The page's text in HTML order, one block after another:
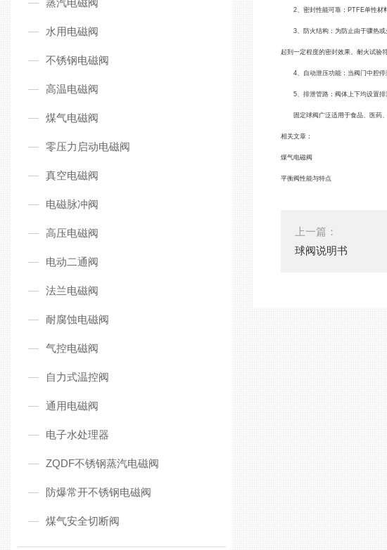
蒸汽电磁阀
水用电磁阀
不锈钢电磁阀
高温电磁阀
煤气电磁阀
零压力启动电磁阀
真空电磁阀
电磁脉冲阀
高压电磁阀
电动二通阀
法兰电磁阀
耐腐蚀电磁阀
气控电磁阀
自力式温控阀
通用电磁阀
电子水处理器
ZQDF不锈钢蒸汽电磁阀
防爆常开不锈钢电磁阀
煤气安全切断阀
2、密封性能可靠：PTFE单性材料
3、防火结构：为防止由于骤热或
起到一定程度的密封效果。耐火试验
4、自动泄压功能：当阀门中腔停
5、排泄管路：阀体上下均设置排
固定球阀 广泛适用于食品、医药
相关文章：
煤气电磁阀
平衡阀性能与特点
上一篇：
球阀说明书